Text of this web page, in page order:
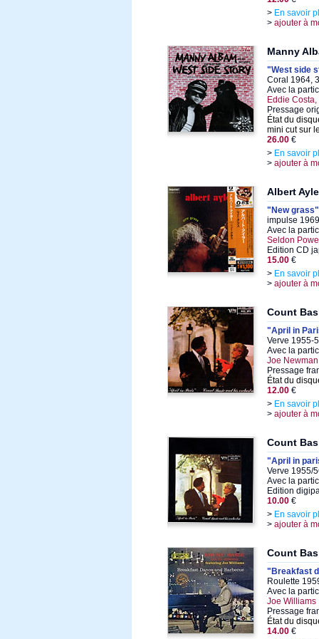
> En savoir
> ajouter à
Manny
"West side
Coral 1964,
Avec la
Eddie
Pressage
État du
mini cut sur
26.00 €
> En savoir
> ajouter à
Albert
"New grass"
impulse
Avec la
Seldon
Edition CD
15.00 €
> En savoir
> ajouter à
Count
"April in
Verve 1955-
Avec la
Joe
Pressage
État du
12.00 €
> En savoir
> ajouter à
Count
"April in
Verve 1955/
Avec la
Edition
10.00 €
> En savoir
> ajouter à
Count
"Breakfast
Roulette
Avec la
Joe Williams
Pressage
État du
14.00 €